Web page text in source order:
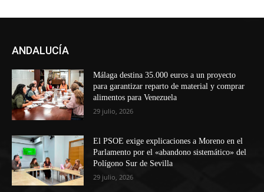
ANDALUCÍA
Málaga destina 35.000 euros a un proyecto
para garantizar reparto de material y comprar
alimentos para Venezuela
29 julio, 2026
El PSOE exige explicaciones a Moreno en el
Parlamento por el «abandono sistemático» del
Polígono Sur de Sevilla
29 julio, 2026